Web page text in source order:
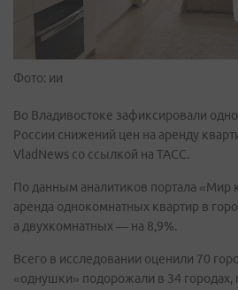
Фото: ии
Во Владивостоке зафиксировали
России снижений цен на аренду
VladNews со ссылкой на ТАСС.
По данным аналитиков портала «Мир
аренда однокомнатных квартир в
а двухкомнатных — на 8,9%.
Всего в исследовании оценили 70
«однушки» подорожали в 34